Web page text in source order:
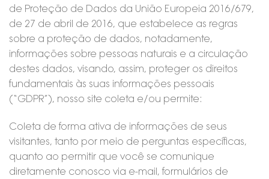
de Proteção de Dados da União Europeia 2016/679,
de 27 de abril de 2016, que estabelece as regras
sobre a proteção de dados, notadamente,
informações sobre pessoas naturais e a circulação
destes dados, visando, assim, proteger os direitos
fundamentais às suas informações pessoais
(“GDPR”), nosso site coleta e/ou permite:
Coleta de forma ativa de informações de seus
visitantes, tanto por meio de perguntas específicas,
quanto ao permitir que você se comunique
diretamente conosco via e-mail, formulários de